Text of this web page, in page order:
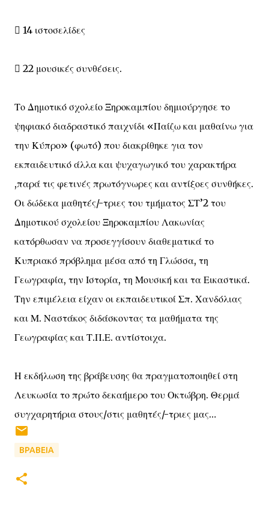
 14 ιστοσελίδες
 22 μουσικές συνθέσεις.
Το Δημοτικό σχολείο Ξηροκαμπίου δημιούργησε το
ψηφιακό διαδραστικό παιχνίδι «Παίζω και μαθαίνω για
την Κύπρο» (φωτό) που διακρίθηκε για τον
εκπαιδευτικό άλλα και ψυχαγωγικό του χαρακτήρα
,παρά τις φετινές πρωτόγνωρες και αντίξοες συνθήκες.
Οι δώδεκα μαθητές/-τριες του τμήματος ΣΤ’2 του
Δημοτικού σχολείου Ξηροκαμπίου Λακωνίας
κατόρθωσαν να προσεγγίσουν διαθεματικά το
Κυπριακό πρόβλημα μέσα από τη Γλώσσα, τη
Γεωγραφία, την Ιστορία, τη Μουσική και τα Εικαστικά.
Την επιμέλεια είχαν οι εκπαιδευτικοί Σπ. Χανδόλιας
και Μ. Ναστάκος διδάσκοντας τα μαθήματα της
Γεωγραφίας και Τ.Π.Ε. αντίστοιχα.
Η εκδήλωση της βράβευσης θα πραγματοποιηθεί στη
Λευκωσία το πρώτο δεκαήμερο του Οκτώβρη. Θερμά
συγχαρητήρια στους/στις μαθητές/-τριες μας…
ΒΡΑΒΕΙΑ